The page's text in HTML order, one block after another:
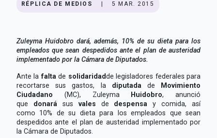
RÉPLICA DE MEDIOS 5 MAR. 2015
Zuleyma Huidobro dará, además, 10% de su dieta para los
empleados que sean despedidos ante el plan de austeridad
implementado por la Cámara de Diputados.
Ante lafalta de solidaridadde legisladores federales para
recortarse sus gastos, la diputada de Movimiento
Ciudadano (MC), Zuleyma Huidobro, anunció
que donará sus vales de despensa y comida, así
como 10% de su dieta para los empleados que sean
despedidos ante el plan de austeridad implementado por
la Cámara de Diputados.